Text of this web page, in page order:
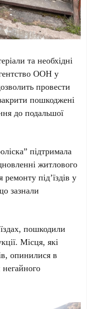
та необхідні
ООН у
провести
пошкоджені
до подальшої
підтримала
житлового
під’їздів у
зазнали
пошкодили
Місця, які
опинилися в
негайного